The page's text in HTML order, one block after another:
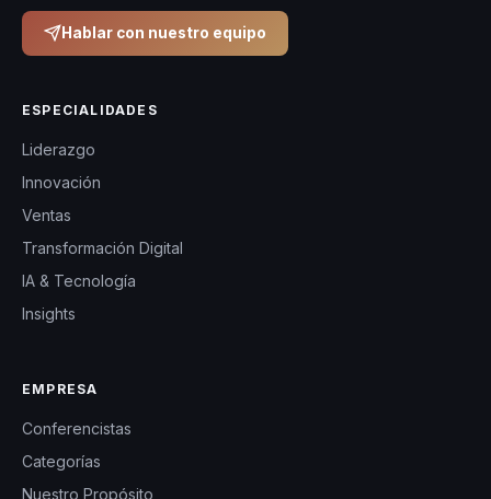
Hablar con nuestro equipo
ESPECIALIDADES
Liderazgo
Innovación
Ventas
Transformación Digital
IA & Tecnología
Insights
EMPRESA
Conferencistas
Categorías
Nuestro Propósito